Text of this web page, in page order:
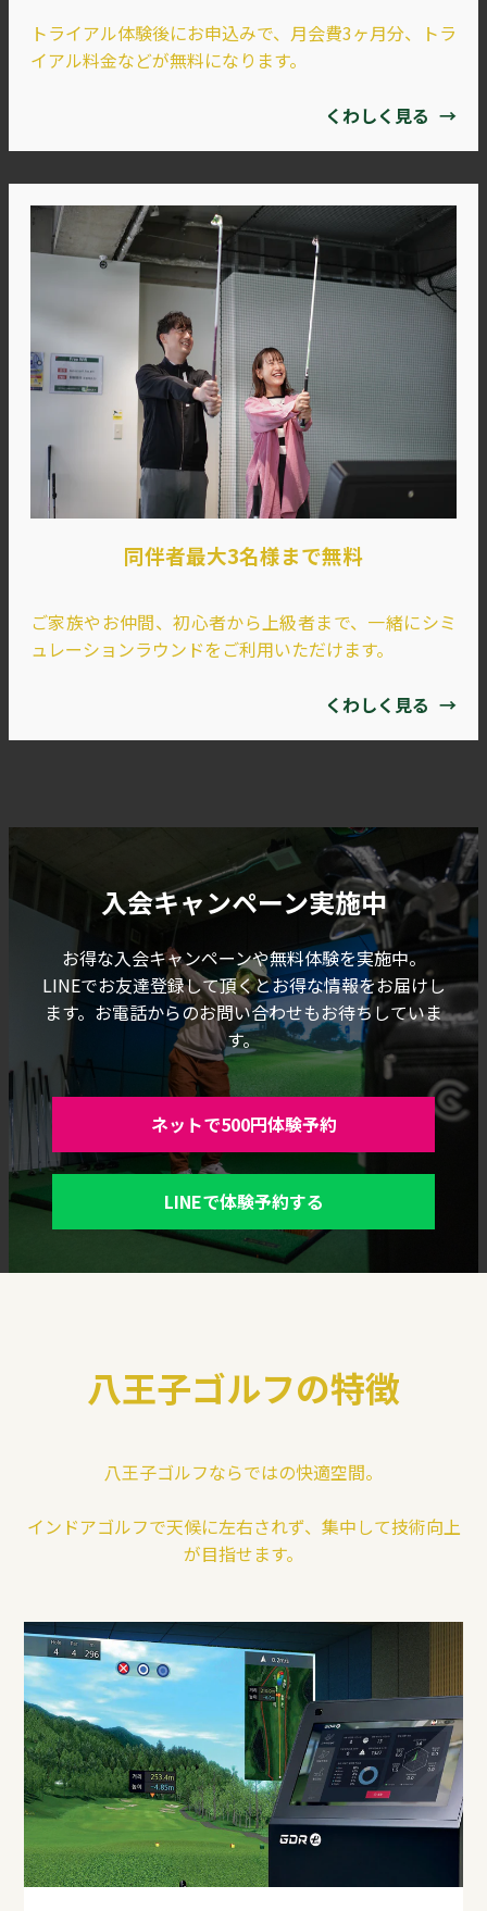
トライアル体験後にお申込みで、月会費3ヶ月分、トラ
イアル料金などが無料になります。
くわしく見る →
同伴者最大3名様まで無料
ご家族やお仲間、初心者から上級者まで、一緒にシミ
ュレーションラウンドをご利用いただけます。
くわしく見る →
入会キャンペーン実施中
お得な入会キャンペーンや無料体験を実施中。
LINEでお友達登録して頂くとお得な情報をお届けし
ます。お電話からのお問い合わせもお待ちしていま
す。
ネットで500円体験予約
LINEで体験予約する
八王子ゴルフの特徴
八王子ゴルフならではの快適空間。
インドアゴルフで天候に左右されず、集中して技術向上
が目指せます。